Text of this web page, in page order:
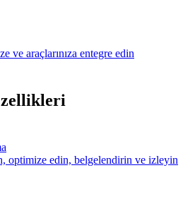
ve araçlarınıza entegre edin
optimize edin, belgelendirin ve izleyin